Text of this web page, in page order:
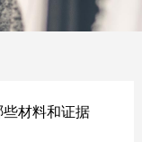
材料和证据